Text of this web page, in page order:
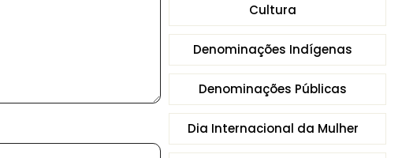
Cultura
Denominações Indígenas
Denominações Públicas
Dia Internacional da Mulher